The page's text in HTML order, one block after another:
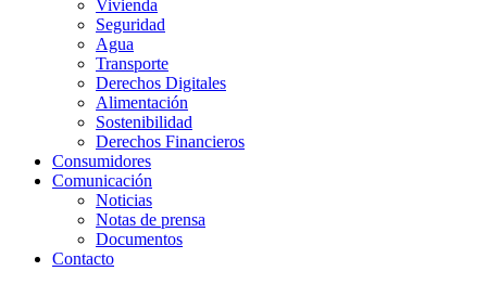
Vivienda
Seguridad
Agua
Transporte
Derechos Digitales
Alimentación
Sostenibilidad
Derechos Financieros
Consumidores
Comunicación
Noticias
Notas de prensa
Documentos
Contacto